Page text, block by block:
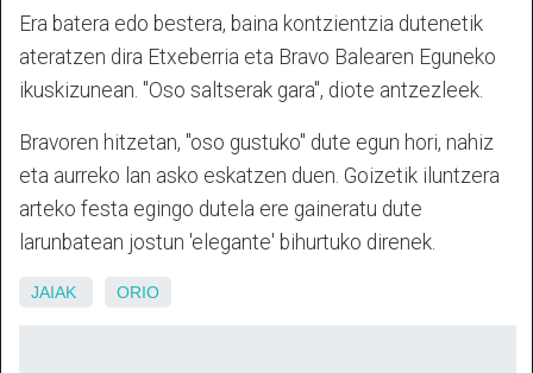
Era batera edo bestera, baina kontzientzia dutenetik
ateratzen dira Etxeberria eta Bravo Balearen Eguneko
ikuskizunean. "Oso saltserak gara", diote antzezleek.
Bravoren hitzetan, "oso gustuko" dute egun hori, nahiz
eta aurreko lan asko eskatzen duen. Goizetik iluntzera
arteko festa egingo dutela ere gaineratu dute
larunbatean jostun 'elegante' bihurtuko direnek.
JAIAK ORIO